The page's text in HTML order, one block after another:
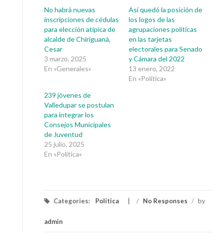
No habrá nuevas
inscripciones de cédulas
para elección atípica de
alcalde de Chiriguaná,
Cesar
3 marzo, 2025
En «Generales»
Así quedó la posición de
los logos de las
agrupaciones políticas
en las tarjetas
electorales para Senado
y Cámara del 2022
13 enero, 2022
En «Política»
239 jóvenes de
Valledupar se postulan
para integrar los
Consejos Municipales
de Juventud
25 julio, 2025
En «Política»
Categories: Política / No Responses / by
admin